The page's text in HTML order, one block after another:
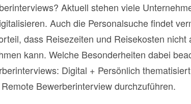
Aktuell stehen viele
Auch die Personalsuche findet
dass Reisezeiten und Reisekosten nicht
kann. Welche Besonderheiten dabei
Digital + Persönlich
Bewerberinterview durchzuführen.